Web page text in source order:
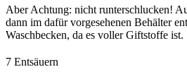
Aber Achtung: nicht runterschlucken!
dann im dafür vorgesehenen Behälter
Waschbecken, da es voller Giftstoffe ist.
7 Entsäuern